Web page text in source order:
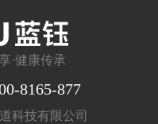
·健康传承
8165-877
科技有限公司